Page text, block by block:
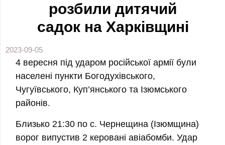
розбили дитячий
садок на Харківщині
2023-09-05
4 вересня під ударом російської армії були
населені пункти Богодухівського,
Чугуївського, Куп’янського та Ізюмського
районів.
Близько 21:30 по с. Чернещина (Ізюмщина)
ворог випустив 2 керовані авіабомби. Удар